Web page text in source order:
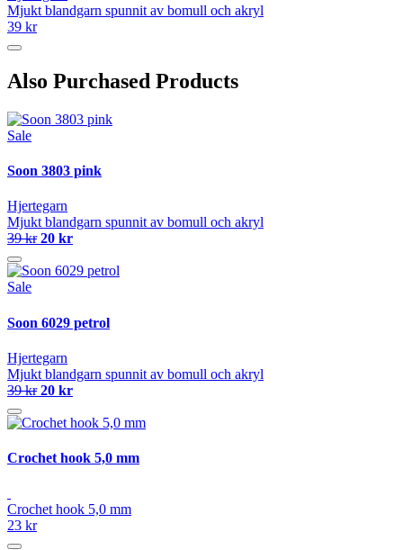
Mjukt blandgarn spunnit av bomull och akryl
39 kr
Also Purchased Products
Sale
Soon 3803 pink
Hjertegarn
Mjukt blandgarn spunnit av bomull och akryl
39 kr 20 kr
Sale
Soon 6029 petrol
Hjertegarn
Mjukt blandgarn spunnit av bomull och akryl
39 kr 20 kr
Crochet hook 5,0 mm
Crochet hook 5,0 mm
23 kr